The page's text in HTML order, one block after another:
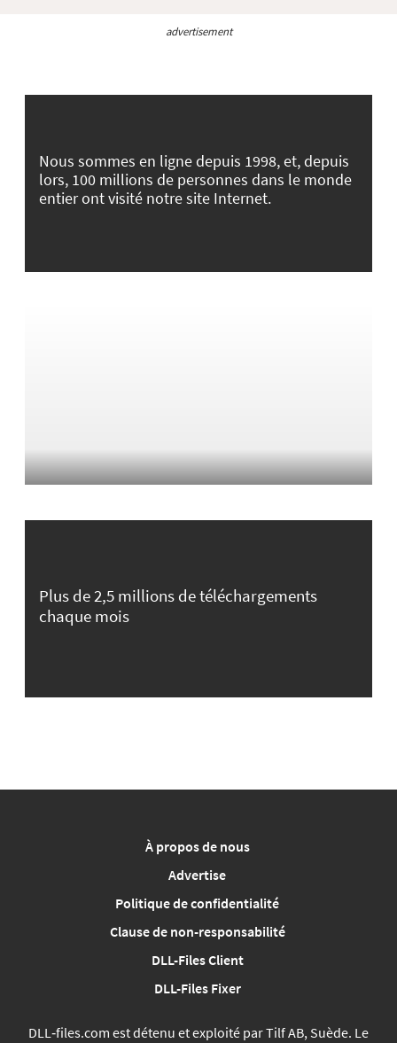
advertisement
Nous sommes en ligne depuis 1998, et, depuis
lors, 100 millions de personnes dans le monde
entier ont visité notre site Internet.
Plus de 2,5 millions de téléchargements
chaque mois
À propos de nous
Advertise
Politique de confidentialité
Clause de non-responsabilité
DLL-Files Client
DLL-Files Fixer
DLL‑files.com est détenu et exploité par Tilf AB, Suède. Le